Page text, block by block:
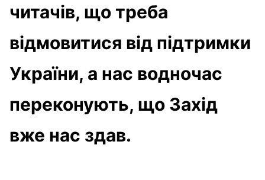
читачів, що треба
відмовитися від підтримки
України, а нас водночас
переконують, що Захід
вже нас здав.